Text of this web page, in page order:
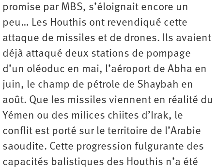
promise par MBS, s’éloignait encore un
peu… Les Houthis ont revendiqué cette
attaque de missiles et de drones. Ils avaient
déjà attaqué deux stations de pompage
d’un oléoduc en mai, l’aéroport de Abha en
juin, le champ de pétrole de Shaybah en
août. Que les missiles viennent en réalité du
Yémen ou des milices chiites d’Irak, le
conflit est porté sur le territoire de l’Arabie
saoudite. Cette progression fulgurante des
capacités balistiques des Houthis n’a été